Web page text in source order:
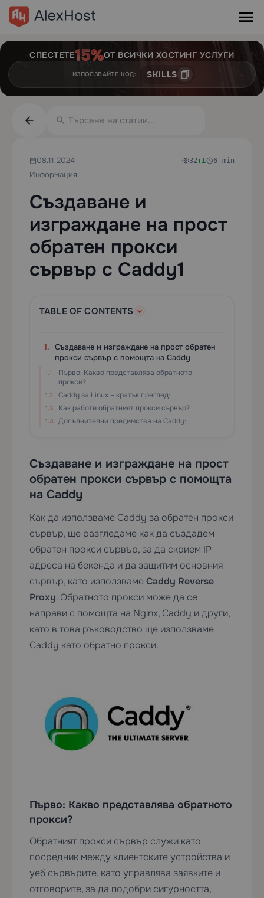
СПЕСТЕТЕ ОТ ВСИЧКИ ХОСТИНГ УСЛУГИ
ИЗПОЛЗВАЙТЕ КОД: SKILLS
08.11.2024
Информация
32+1 6 min
Създаване и
изграждане на прост
обратен прокси
сървър с Caddy1
TABLE OF CONTENTS
Създаване и изграждане на прост обратен
прокси сървър с помощта на Caddy
Първо: Какво представлява обратното
прокси?
Caddy за Linux – кратък преглед:
Как работи обратният прокси сървър?
Допълнителни предимства на Caddy:
Създаване и изграждане на прост
обратен прокси сървър с помощта
на Caddy
Как да използваме Caddy за обратен прокси
сървър, ще разгледаме как да създадем
обратен прокси сървър, за да скрием IP
адреса на бекенда и да защитим основния
сървър, като използвамеCaddy Reverse
Proxy. Обратното прокси може да се
направи с помощта на Nginx, Caddy и други,
като в това ръководство ще използваме
Caddy като обратно прокси.
Първо: Какво представлява обратното
прокси?
Обратният прокси сървър служи като
посредник между клиентските устройства и
уеб сървърите, като управлява заявките и
отговорите, за да подобри сигурността,